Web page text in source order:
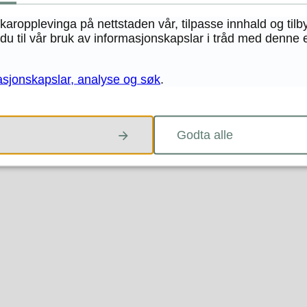
014/22. Samfunnsdelen er det viktigaste styrin...
gbnr. 24/1 m.fl. - Landro
på nettstaden vår, tilpasse innhald og
til vår bruk av informasjonskapslar i tråd med
analyse og søk.
Godta alle